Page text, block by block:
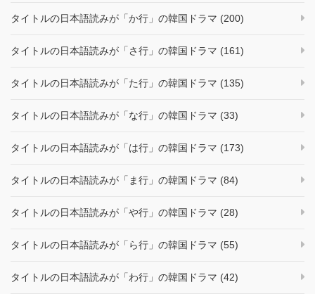
タイトルの日本語読みが「か行」の韓国ドラマ (200)
タイトルの日本語読みが「さ行」の韓国ドラマ (161)
タイトルの日本語読みが「た行」の韓国ドラマ (135)
タイトルの日本語読みが「な行」の韓国ドラマ (33)
タイトルの日本語読みが「は行」の韓国ドラマ (173)
タイトルの日本語読みが「ま行」の韓国ドラマ (84)
タイトルの日本語読みが「や行」の韓国ドラマ (28)
タイトルの日本語読みが「ら行」の韓国ドラマ (55)
タイトルの日本語読みが「わ行」の韓国ドラマ (42)